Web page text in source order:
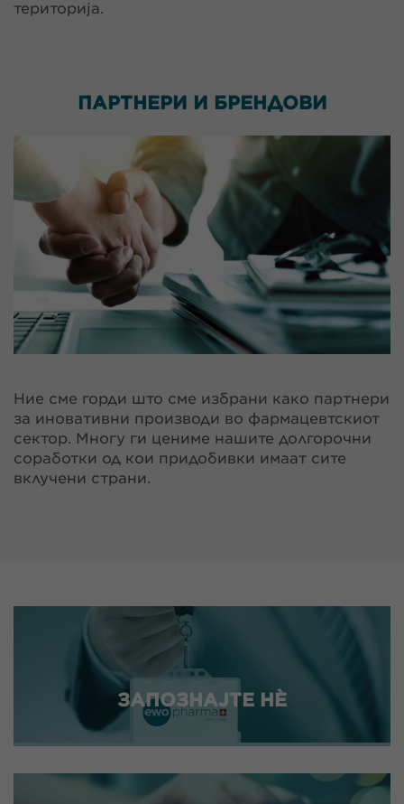
територија.
ПАРТНЕРИ И БРЕНДОВИ
Ние сме горди што сме избрани како партнери
за иновативни производи во фармацевтскиот
сектор. Многу ги цениме нашите долгорочни
соработки од кои придобивки имаат сите
вклучени страни.
ЗАПОЗНАЈТЕ НÈ